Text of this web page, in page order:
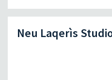
Neu Laqerìs